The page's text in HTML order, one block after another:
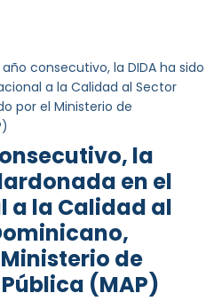
consecutivo, la DIDA ha sido
a la Calidad al Sector
por el Ministerio de
la
en el
a la Calidad al
de
(MAP)